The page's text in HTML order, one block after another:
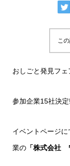
こ
おしごと発見フェ
参加企業15社決
イベントページ
業の「株式会社